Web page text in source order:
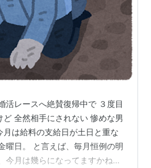
活レースへ絶賛復帰中で ３度目
全然相手にされない 惨めな男
は給料の支給日が土日と重な
曜日。 と言えば、毎月恒例の明
今月は幾らになってますかね